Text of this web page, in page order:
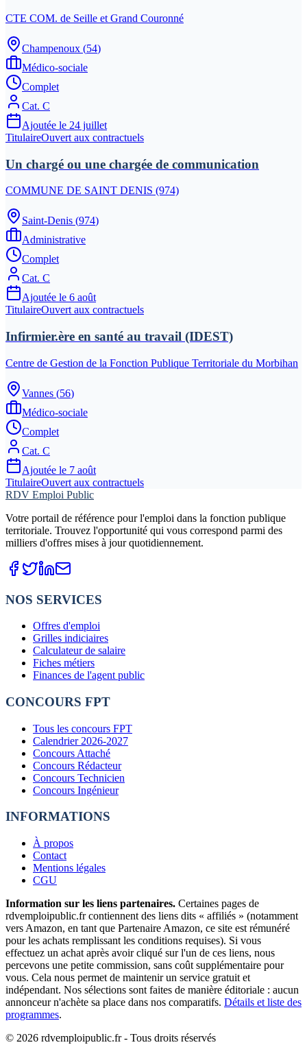
CTE COM. de Seille et Grand Couronné
Champenoux (54)
Médico-sociale
Complet
Cat. C
Ajoutée le 24 juillet
TitulaireOuvert aux contractuels
Un chargé ou une chargée de communication
COMMUNE DE SAINT DENIS (974)
Saint-Denis (974)
Administrative
Complet
Cat. C
Ajoutée le 6 août
TitulaireOuvert aux contractuels
Infirmier.ère en santé au travail (IDEST)
Centre de Gestion de la Fonction Publique Territoriale du Morbihan
Vannes (56)
Médico-sociale
Complet
Cat. C
Ajoutée le 7 août
TitulaireOuvert aux contractuels
RDV Emploi Public
Votre portail de référence pour l'emploi dans la fonction publique
territoriale. Trouvez l'opportunité qui vous correspond parmi des
milliers d'offres mises à jour quotidiennement.
NOS SERVICES
Offres d'emploi
Grilles indiciaires
Calculateur de salaire
Fiches métiers
Finances de l'agent public
CONCOURS FPT
Tous les concours FPT
Calendrier 2026-2027
Concours Attaché
Concours Rédacteur
Concours Technicien
Concours Ingénieur
INFORMATIONS
À propos
Contact
Mentions légales
CGU
Information sur les liens partenaires. Certaines pages de
rdvemploipublic.fr contiennent des liens dits « affiliés » (notamment
vers Amazon, en tant que Partenaire Amazon, ce site est rémunéré
pour les achats remplissant les conditions requises). Si vous
effectuez un achat après avoir cliqué sur l'un de ces liens, nous
percevons une petite commission, sans coût supplémentaire pour
vous. Cela nous permet de maintenir un service gratuit et
indépendant. Nos sélections sont faites de manière éditoriale : aucun
annonceur n'achète sa place dans nos comparatifs. Détails et liste des
programmes.
© 2026 rdvemploipublic.fr - Tous droits réservés